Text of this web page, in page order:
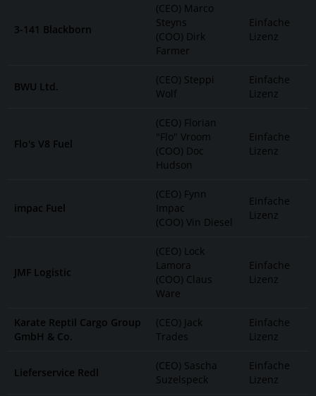
3-141 Blackborn
(CEO) Marco
Steyns
(COO) Dirk
Farmer
Einfache
Lizenz
BWU Ltd.
(CEO) Steppi
Wolf
Einfache
Lizenz
Flo's V8 Fuel
(CEO) Florian
"Flo" Vroom
(COO) Doc
Hudson
Einfache
Lizenz
impac Fuel
(CEO) Fynn
Impac
(COO) Vin Diesel
Einfache
Lizenz
JMF Logistic
(CEO) Lock
Lamora
(COO) Claus
Ware
Einfache
Lizenz
Karate Reptil Cargo Group
GmbH & Co.
(CEO) Jack
Trades
Einfache
Lizenz
Lieferservice Redl
(CEO) Sascha
Suzelspeck
Einfache
Lizenz